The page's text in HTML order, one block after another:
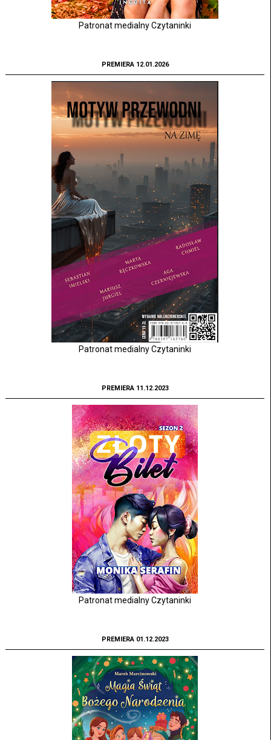
Patronat medialny Czytaninki
PREMIERA 12.01.2026
Patronat medialny Czytaninki
PREMIERA 11.12.2023
Patronat medialny Czytaninki
PREMIERA 01.12.2023